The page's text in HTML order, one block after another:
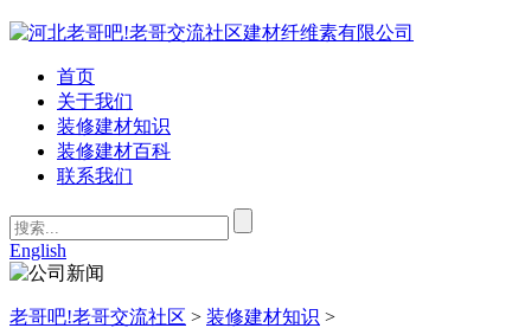
首页
关于我们
装修建材知识
装修建材百科
联系我们
English
老哥吧!老哥交流社区 > 装修建材知识 >